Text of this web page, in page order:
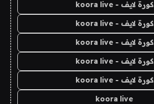
كورة لايف - koora live
كورة لايف - koora live
كورة لايف - koora live
كورة لايف - koora live
كورة لايف - koora live
koora live